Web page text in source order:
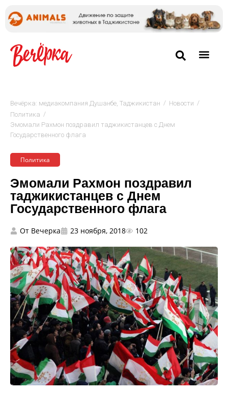
Вечёрка: медиакомпания Душанбе, Таджикистан / Новости /
Политика /
Эмомали Рахмон поздравил таджикистанцев с Днем
Государственного флага
Политика
Эмомали Рахмон поздравил
таджикистанцев с Днем
Государственного флага
От Вечерка 23 ноября, 2018 102